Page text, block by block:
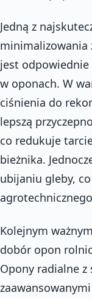
Jedną z
minimalizowania
jest
w oponach. W
ciśnienia do
lepszą
co redukuje
bieżnika.
ubijaniu gleby,
Kolejnym
dobór opon
Opony radialne